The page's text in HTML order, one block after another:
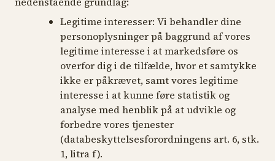
Legitime interesser: Vi behandler dine
personoplysninger på baggrund af vores
legitime interesse i at markedsføre os
overfor dig i de tilfælde, hvor et samtykke
ikke er påkrævet, samt vores legitime
interesse i at kunne føre statistik og
analyse med henblik på at udvikle og
forbedre vores tjenester
(databeskyttelsesforordningens art. 6, stk.
1, litra f).